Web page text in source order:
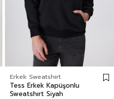
Erkek Sweatshirt
Tess Erkek Kapüşonlu
Sweatshırt Siyah